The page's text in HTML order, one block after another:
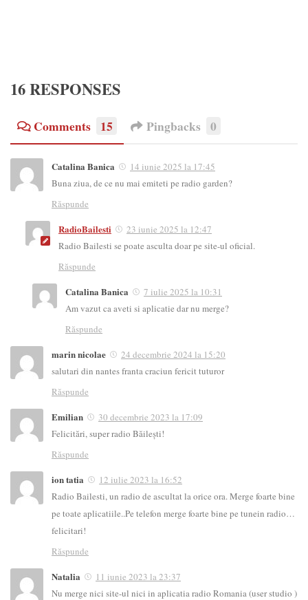
16 RESPONSES
Comments 15 Pingbacks 0
Catalina Banica
14 iunie 2025 la 17:45
Buna ziua, de ce nu mai emiteti pe radio garden?
Răspunde
RadioBailesti
23 iunie 2025 la 12:47
Radio Bailesti se poate asculta doar pe site-ul oficial.
Răspunde
Catalina Banica
7 iulie 2025 la 10:31
Am vazut ca aveti si aplicatie dar nu merge?
Răspunde
marin nicolae
24 decembrie 2024 la 15:20
salutari din nantes franta craciun fericit tuturor
Răspunde
Emilian
30 decembrie 2023 la 17:09
Felicitări, super radio Băilești!
Răspunde
ion tatia
12 iulie 2023 la 16:52
Radio Bailesti, un radio de ascultat la orice ora. Merge foarte bine
pe toate aplicatiile..Pe telefon merge foarte bine pe tunein radio…
felicitari!
Răspunde
Natalia
11 iunie 2023 la 23:37
Nu merge nici site-ul nici in aplicatia radio Romania (user studio )